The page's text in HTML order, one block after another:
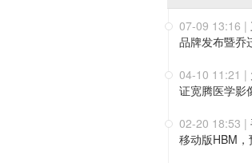
07-09 13:16 |
品牌发布暨乔
04-10 11:21 |
证宽腾医学影
02-20 18:53 |
移动版HBM